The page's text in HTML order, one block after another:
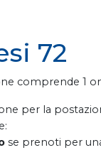
72
comprende 1
per la
se prenoti per